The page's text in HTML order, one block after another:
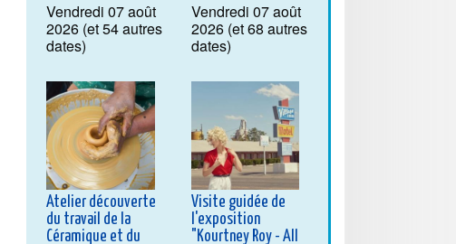
Vendredi 07 août
2026 (et 54 autres
dates)
Vendredi 07 août
2026 (et 68 autres
dates)
Atelier découverte
du travail de la
Céramique et du
Visite guidée de
l'exposition
"Kourtney Roy - All